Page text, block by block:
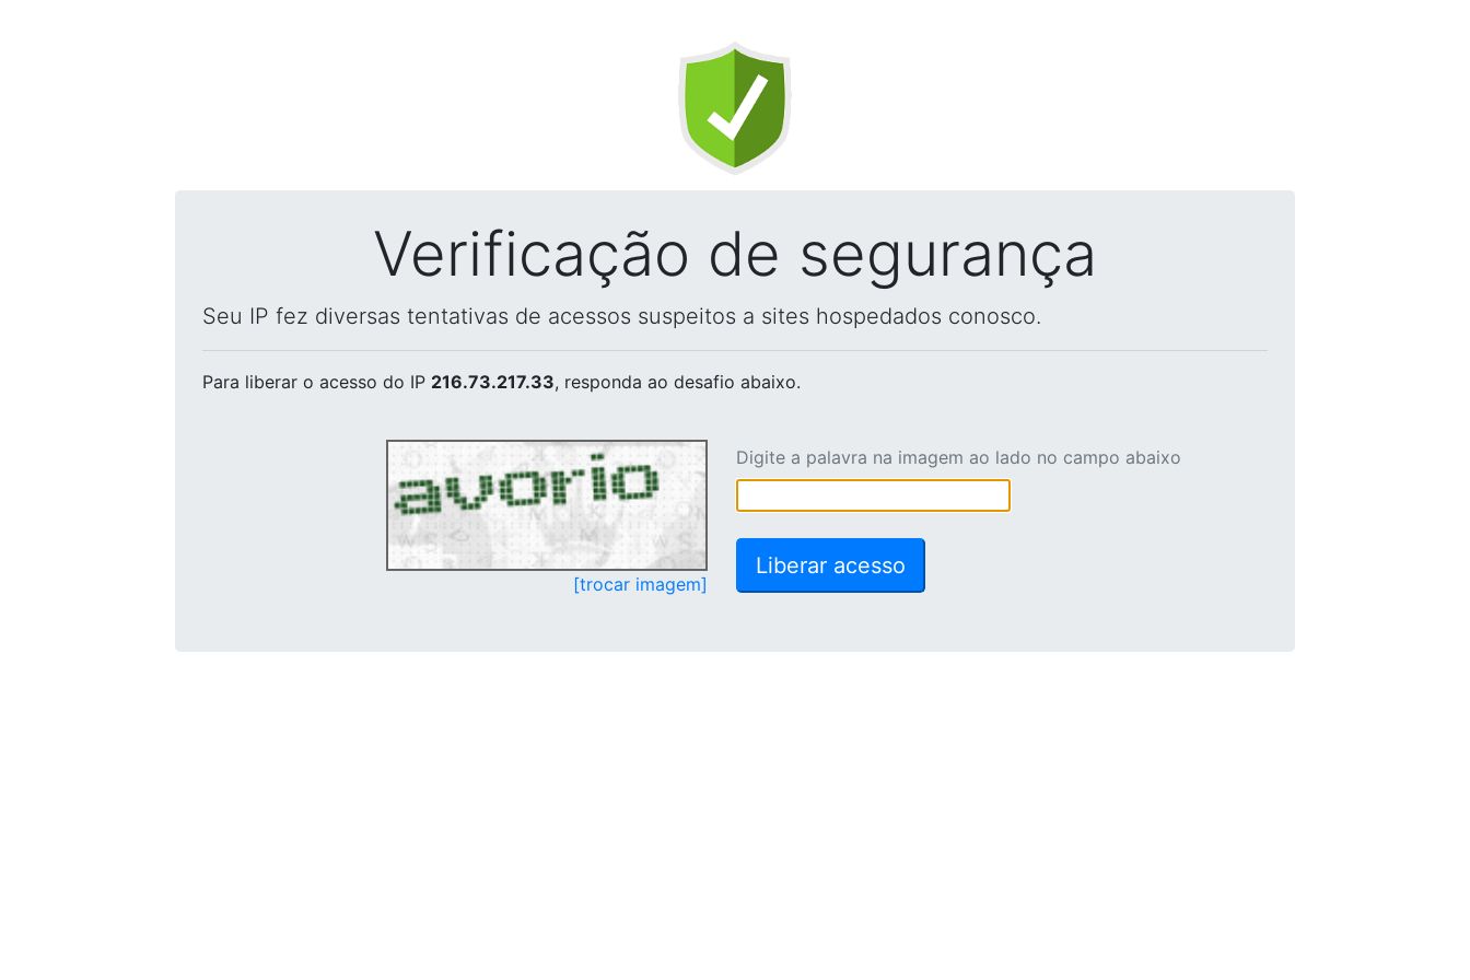
Verificação de segurança
Seu IP fez diversas tentativas de acessos suspeitos a sites hospedados conosco.
Para liberar o acesso do IP 216.73.217.33, responda ao desafio abaixo.
[trocar imagem]
Digite a palavra na imagem ao lado no campo abaixo